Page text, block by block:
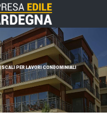
PER LAVORI CONDOMINIALI